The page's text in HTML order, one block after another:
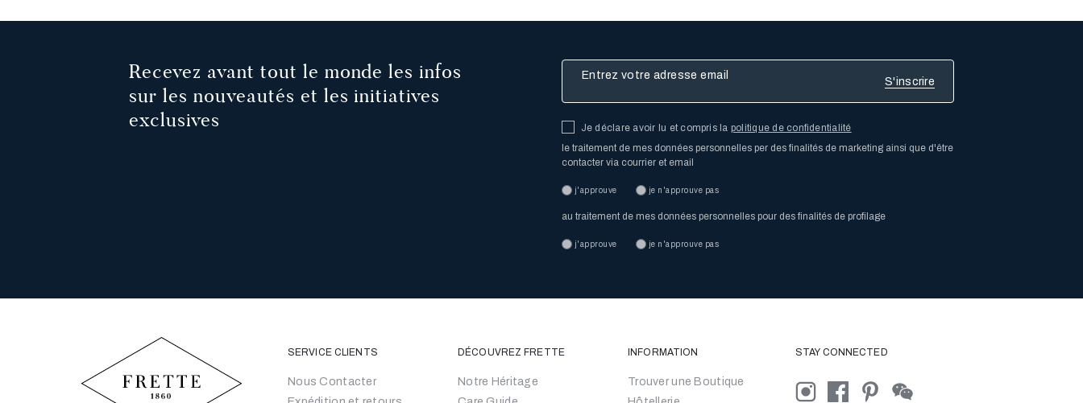
Recevez avant tout le monde les infos
sur les nouveautés et les initiatives
exclusives
Entrez votre adresse email
Je déclare avoir lu et compris la politique de confidentialité
le traitement de mes données personnelles per des finalités de marketing ainsi que d'être
contacter via courrier et email
j'approuve je n'approuve pas
au traitement de mes données personnelles pour des finalités de profilage
j'approuve je n'approuve pas
SERVICE CLIENTS
Nous Contacter
DÉCOUVREZ FRETTE
Notre Héritage
INFORMATION
Trouver une Boutique
STAY CONNECTED